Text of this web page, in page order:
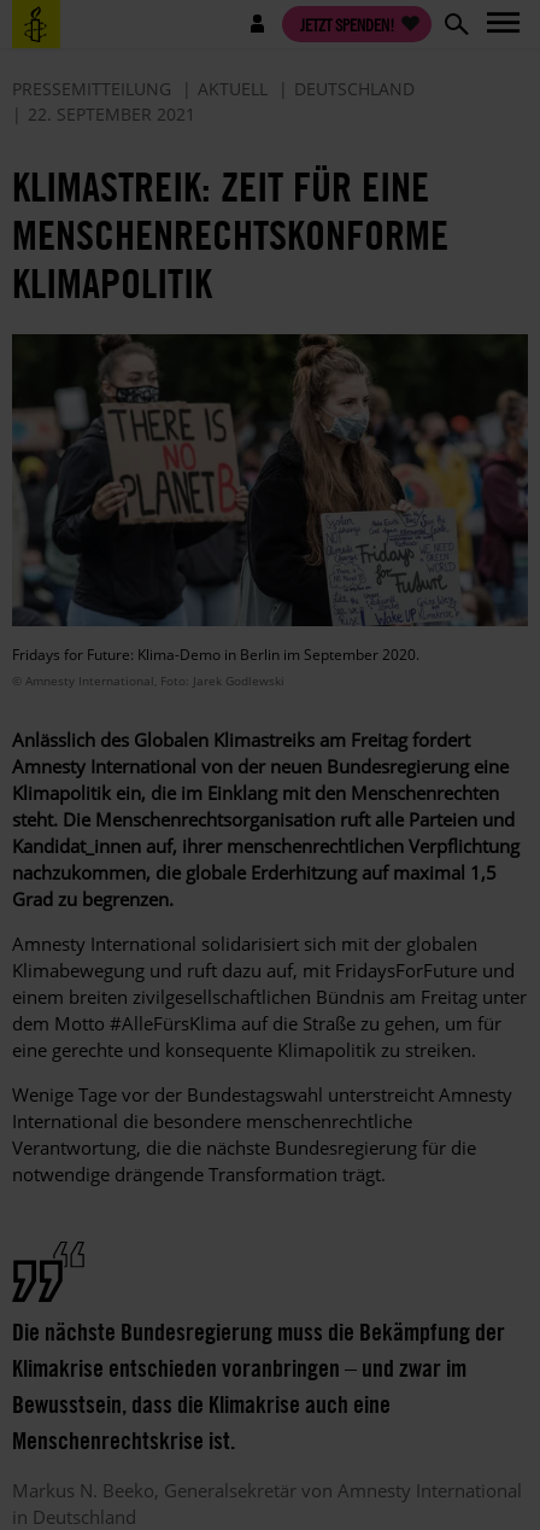
Direkt
zum
Benutzermenü JETZT SPENDEN!
PRESSEMITTEILUNG AKTUELL
DEUTSCHLAND
22. SEPTEMBER 2021
KLIMASTREIK: ZEIT FÜR EINE
MENSCHENRECHTSKONFORME
KLIMAPOLITIK
Fridays for Future: Klima-Demo in Berlin im September 2020.
© Amnesty International, Foto: Jarek Godlewski
Anlässlich des Globalen Klimastreiks am Freitag fordert
Amnesty International von der neuen Bundesregierung eine
Klimapolitik ein, die im Einklang mit den Menschenrechten
steht. Die Menschenrechtsorganisation ruft alle Parteien und
Kandidat_innen auf, ihrer menschenrechtlichen Verpflichtung
nachzukommen, die globale Erderhitzung auf maximal 1,5
Grad zu begrenzen.
Amnesty International solidarisiert sich mit der globalen
Klimabewegung und ruft dazu auf, mit FridaysForFuture und
einem breiten zivilgesellschaftlichen Bündnis am Freitag unter
dem Motto #AlleFürsKlima auf die Straße zu gehen, um für
eine gerechte und konsequente Klimapolitik zu streiken.
Wenige Tage vor der Bundestagswahl unterstreicht Amnesty
International die besondere menschenrechtliche
Verantwortung, die die nächste Bundesregierung für die
notwendige drängende Transformation trägt.
Die nächste Bundesregierung muss die Bekämpfung der
Klimakrise entschieden voranbringen – und zwar im
Bewusstsein, dass die Klimakrise auch eine
Menschenrechtskrise ist.
Markus N. Beeko Generalsekretär von Amnesty International
in Deutschland